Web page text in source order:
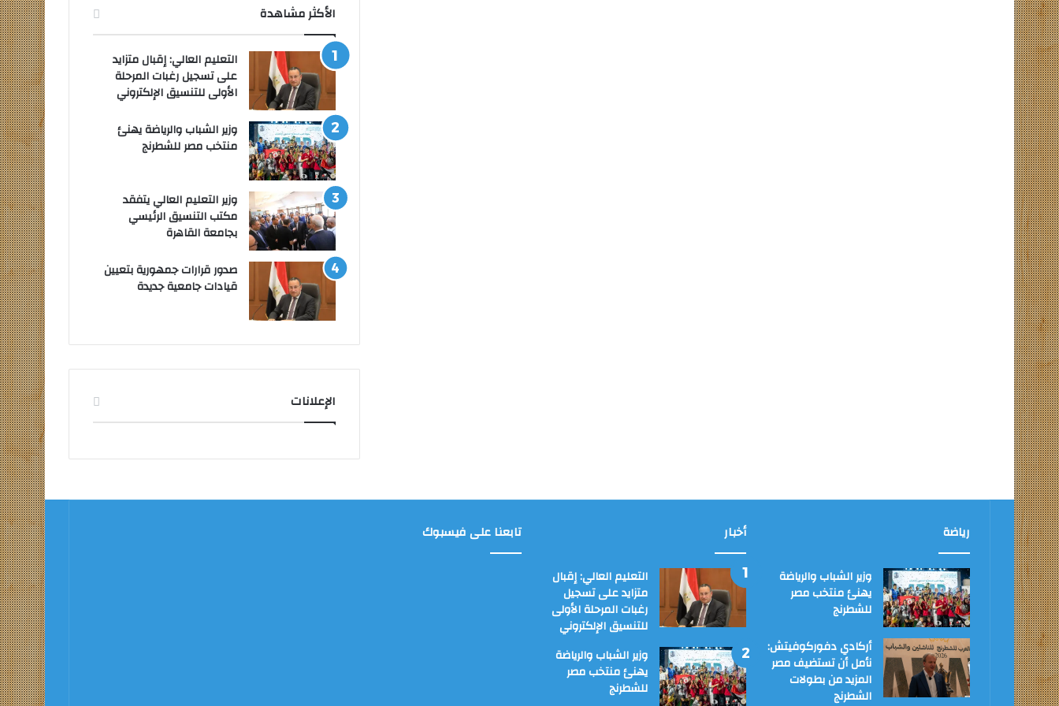
الأكثر مشاهدة
التعليم العالي: إقبال متزايد
على تسجيل رغبات المرحلة
الأولى للتنسيق الإلكتروني
وزير الشباب والرياضة يهنئ
منتخب مصر للشطرنج
وزير التعليم العالي يتفقد
مكتب التنسيق الرئيسي
بجامعة القاهرة
صدور قرارات جمهورية بتعيين
قيادات جامعية جديدة
الإعلانات
رياضة
وزير الشباب والرياضة
يهنئ منتخب مصر
للشطرنج
أركادي دفوركوفيتش:
نأمل أن تستضيف مصر
المزيد من بطولات
الشطرنج
أخبار
التعليم العالي: إقبال
متزايد على تسجيل
رغبات المرحلة الأولى
للتنسيق الإلكتروني
وزير الشباب والرياضة
يهنئ منتخب مصر
للشطرنج
تابعنا على فيسبوك